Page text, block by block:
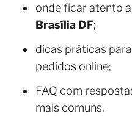
onde ficar atento
Brasília DF;
dicas práticas
pedidos online;
FAQ com
mais comuns.